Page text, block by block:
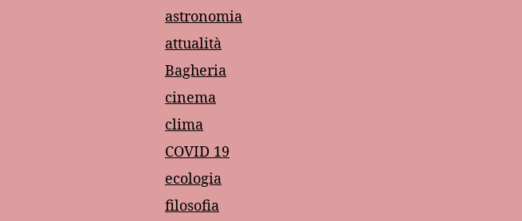
astronomia
attualità
Bagheria
cinema
clima
COVID 19
ecologia
filosofia